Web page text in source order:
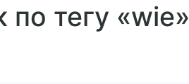
по тегу «wie»